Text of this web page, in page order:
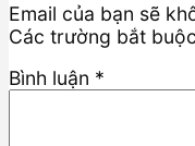
Email của bạn sẽ
Các trường bắt
Bình luận *